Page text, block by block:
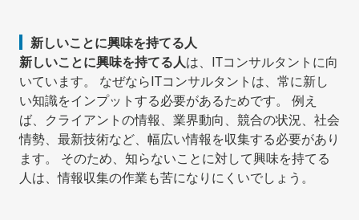
新しいことに興味を持てる人
新しいことに興味を持てる人は、ITコンサルタントに向
いています。 なぜならITコンサルタントは、常に新し
い知識をインプットする必要があるためです。 例え
ば、クライアントの情報、業界動向、競合の状況、社会
情勢、最新技術など、幅広い情報を収集する必要があり
ます。 そのため、知らないことに対して興味を持てる
人は、情報収集の作業も苦になりにくいでしょう。